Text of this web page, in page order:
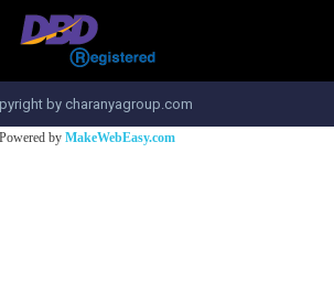
by charanyagroup.com
Powered by MakeWebEasy.com